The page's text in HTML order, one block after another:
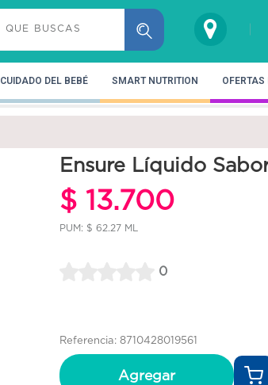
CUIDADO DEL BEBÉ SMART NUTRITION OFERTAS
Ensure Líquido
$ 13.700
PUM: $ 62.27 ML
0
Referencia: 8710428019561
Agregar